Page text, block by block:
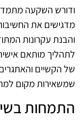
ודורש השקעה
מדגישים את
והבנת עקרונות
לתהליך מותאם
של הקשיים
שמשאירות מקום
התמחות